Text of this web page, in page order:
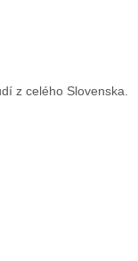
z celého Slovenska.